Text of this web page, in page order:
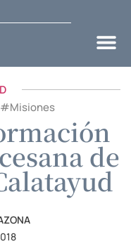
#Misiones
de